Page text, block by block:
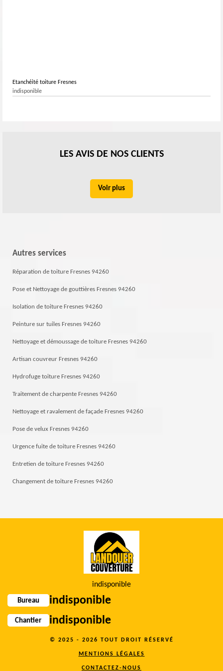
Etanchéité toiture Fresnes
indisponible
LES AVIS DE NOS CLIENTS
Voir plus
Autres services
Réparation de toiture Fresnes 94260
Pose et Nettoyage de gouttières Fresnes 94260
Isolation de toiture Fresnes 94260
Peinture sur tuiles Fresnes 94260
Nettoyage et démoussage de toiture Fresnes 94260
Artisan couvreur Fresnes 94260
Hydrofuge toiture Fresnes 94260
Traitement de charpente Fresnes 94260
Nettoyage et ravalement de façade Fresnes 94260
Pose de velux Fresnes 94260
Urgence fuite de toiture Fresnes 94260
Entretien de toiture Fresnes 94260
Changement de toiture Fresnes 94260
indisponible
Bureau indisponible
Chantier indisponible
© 2025 - 2026 TOUT DROIT RÉSERVÉ
MENTIONS LÉGALES
CONTACTEZ-NOUS